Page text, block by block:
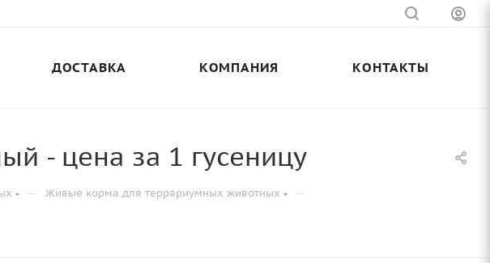
ДОСТАВКА КОМПАНИЯ КОНТАКТЫ
- цена за 1 гусеницу
— Живые корма для террариумных животных —